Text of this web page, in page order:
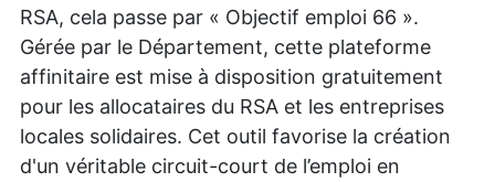
RSA, cela passe par « Objectif emploi 66 ».
Gérée par le Département, cette plateforme
affinitaire est mise à disposition gratuitement
pour les allocataires du RSA et les entreprises
locales solidaires. Cet outil favorise la création
d'un véritable circuit-court de l’emploi en